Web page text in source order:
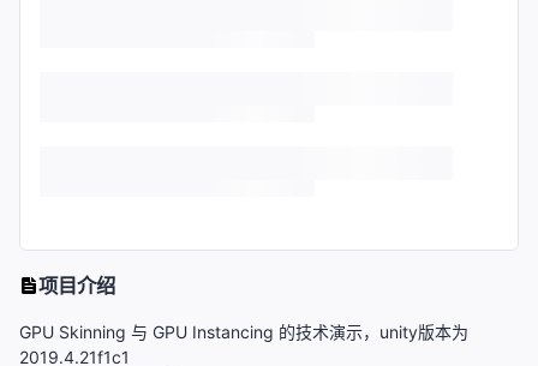
项目介绍
GPU Skinning 与 GPU Instancing 的技术演示，unity版本为
2019.4.21f1c1